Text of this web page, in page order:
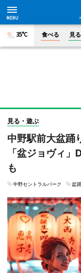
35°C 食べる 見
見る・遊ぶ
中野駅前大盆踊
「盆ジョヴィ
も
中野セントラルパーク 盆